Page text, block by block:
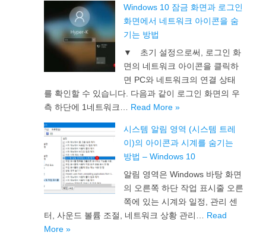
Windows 10 잠금 화면과 로그인
화면에서 네트워크 아이콘을 숨
기는 방법
▼ 초기 설정으로써, 로그인 화
면의 네트워크 아이콘을 클릭하
면 PC와 네트워크의 연결 상태
를 확인할 수 있습니다. 다음과 같이 로그인 화면의 우
측 하단에 1네트워크… Read More »
시스템 알림 영역 (시스템 트레
이)의 아이콘과 시계를 숨기는
방법 – Windows 10
알림 영역은 Windows 바탕 화면
의 오른쪽 하단 작업 표시줄 오른
쪽에 있는 시계와 일정, 관리 센
터, 사운드 볼륨 조절, 네트워크 상황 관리… Read
More »